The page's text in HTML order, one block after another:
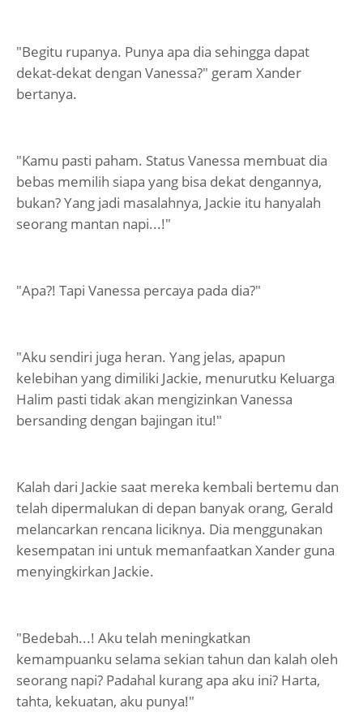
"Begitu rupanya. Punya apa dia sehingga dapat
dekat-dekat dengan Vanessa?" geram Xander
bertanya.
"Kamu pasti paham. Status Vanessa membuat dia
bebas memilih siapa yang bisa dekat dengannya,
bukan? Yang jadi masalahnya, Jackie itu hanyalah
seorang mantan napi...!"
"Apa?! Tapi Vanessa percaya pada dia?"
"Aku sendiri juga heran. Yang jelas, apapun
kelebihan yang dimiliki Jackie, menurutku Keluarga
Halim pasti tidak akan mengizinkan Vanessa
bersanding dengan bajingan itu!"
Kalah dari Jackie saat mereka kembali bertemu dan
telah dipermalukan di depan banyak orang, Gerald
melancarkan rencana liciknya. Dia menggunakan
kesempatan ini untuk memanfaatkan Xander guna
menyingkirkan Jackie.
"Bedebah...! Aku telah meningkatkan
kemampuanku selama sekian tahun dan kalah oleh
seorang napi? Padahal kurang apa aku ini? Harta,
tahta, kekuatan, aku punya!"